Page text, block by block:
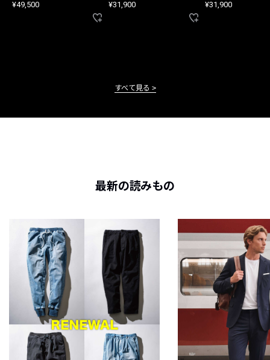
¥49,500 ¥31,900 ¥31,900
すべて見る
最新の読みもの